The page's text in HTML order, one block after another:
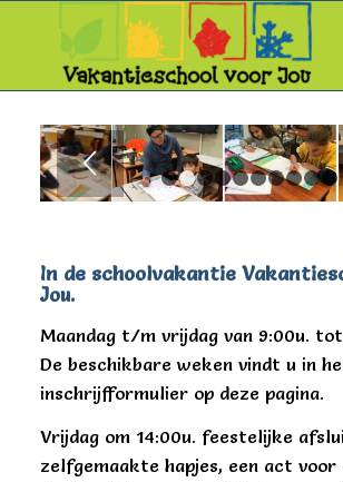
1 2 3
In de schoolvakantie
Jou.
Maandag t/m vrijdag van 9:00u. tot
De beschikbare weken vindt u in
inschrijfformulier op deze pagina.
Vrijdag om 14:00u. feestelijke
zelfgemaakte hapjes, een act voor